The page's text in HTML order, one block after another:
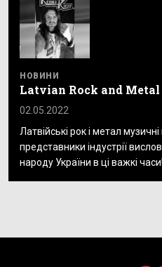
НОВИНИ
Latvian Rock and
02.05.2022
Латвійські рок і метал
представники індустрії
народу України в ці важкі часи!